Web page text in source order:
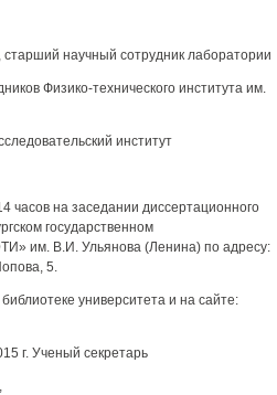
научный сотрудник лаборатории
Физико-технического института им.
институт
часов на заседании диссертационного
государственном
им. В.И. Ульянова (Ленина) по адресу:
5.
университета и на сайте:
г. Ученый секретарь